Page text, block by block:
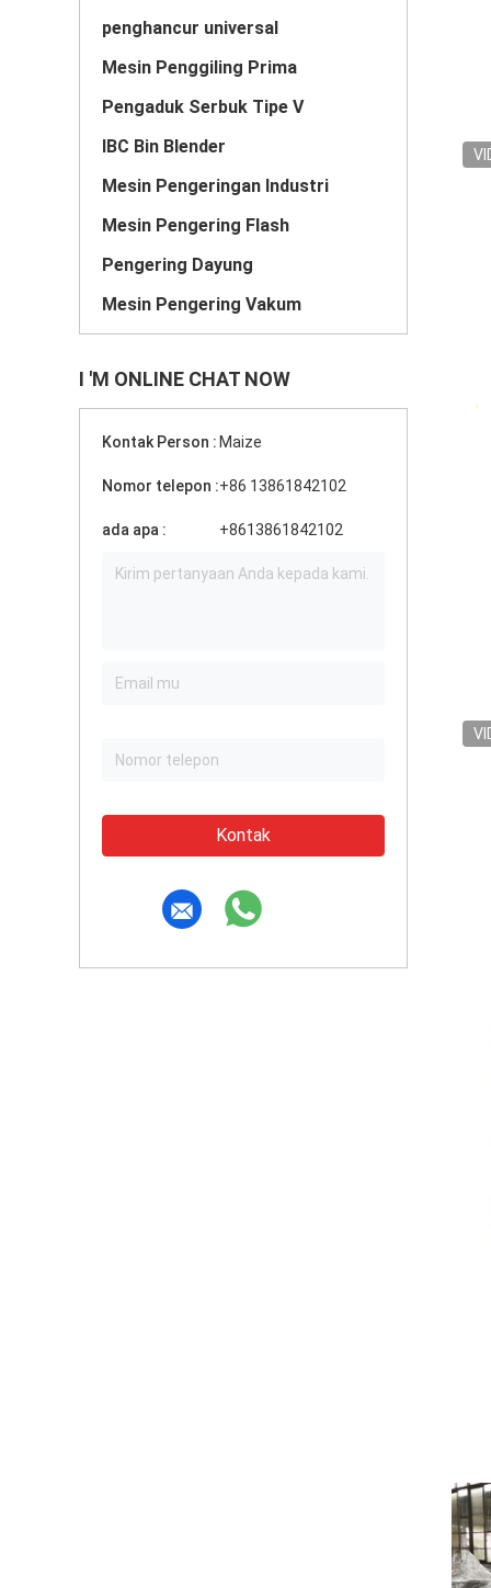
penghancur universal
Mesin Penggiling Prima
Pengaduk Serbuk Tipe V
IBC Bin Blender
Mesin Pengeringan Industri
Mesin Pengering Flash
Pengering Dayung
Mesin Pengering Vakum
I 'M ONLINE CHAT NOW
Kontak Person : Maize
Nomor telepon :+86 13861842102
ada apa : +8613861842102
Kontak